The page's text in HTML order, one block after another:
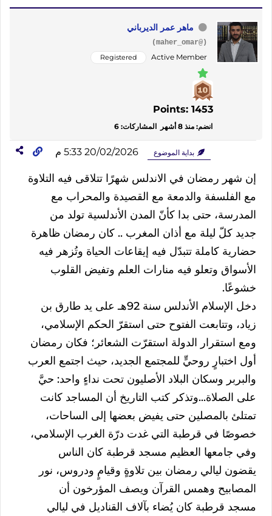
ماهر عمر الديرباني
(@maher_omar)
Active Member
Registered
Points: 1453
انضم: منذ 8 أشهر المشاركات: 6
بداية الموضوع 20/02/2026 5:33 م
إن شهر رمضان في الاندلس شهرًا تتلاقى فيه التلاوة
مع الفلسفة والدمعة مع القصيدة والمحراب مع
المدرسة، حتى بدا كأنّ المدن الأندلسية تولد من
جديد كلّ ليلة مع أذان المغرب .. كان رمضان ظاهرة
حضارية كاملة تتبدّل فيه إيقاعات الحياة وتُزهر فيه
الأسواق وتعلو فيه منارات العلم وتفيض القلوب
خشوعًا.
دخل الإسلام الأندلس سنة 92هـ على يد طارق بن
زياد، وتتابعت الفتوح حتى استقرّ الحكم الإسلامي،
ومع استقرار الدولة استقرّت الشعائر؛ فكان رمضان
أول اختبارٍ روحيٍّ للمجتمع الجديد، حيث اجتمع العرب
والبربر وسكان البلاد الأصليون تحت نداءٍ واحد: حيَّ
على الصلاة...وتذكر كتب التاريخ أن المساجد كانت
تمتلئ بالمصلين حتى يفيض بعضها إلى الساحات،
خصوصًا في قرطبة التي غدت درّة الغرب الإسلامي،
وفي جامعها العظيم مسجد قرطبة كان الناس
يقضون ليالي رمضان بين تلاوةٍ وقيامٍ ودروس، نور
المصابيح وهمس القرآن ويصف المؤرخون أن
مسجد قرطبة كان يُضاء بآلاف القناديل في ليالي